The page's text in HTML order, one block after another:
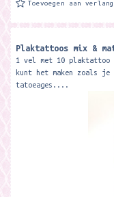
Toevoegen aan
Plaktattoos mix &
1 vel met 10 plaktattoo
kunt het maken zoals
tatoeages....